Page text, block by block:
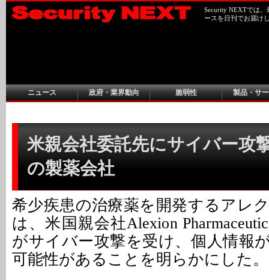
Security NEXTでは
ースを日刊でお届け
ニュース 政府・業界動向 脆弱性 製品・サ
米親会社委託先にサイバー攻
の製薬会社
希少疾患の治療薬を開発するアレ
は、米国親会社Alexion
がサイバー攻撃を受け、個人情報
可能性があることを明らかにした。